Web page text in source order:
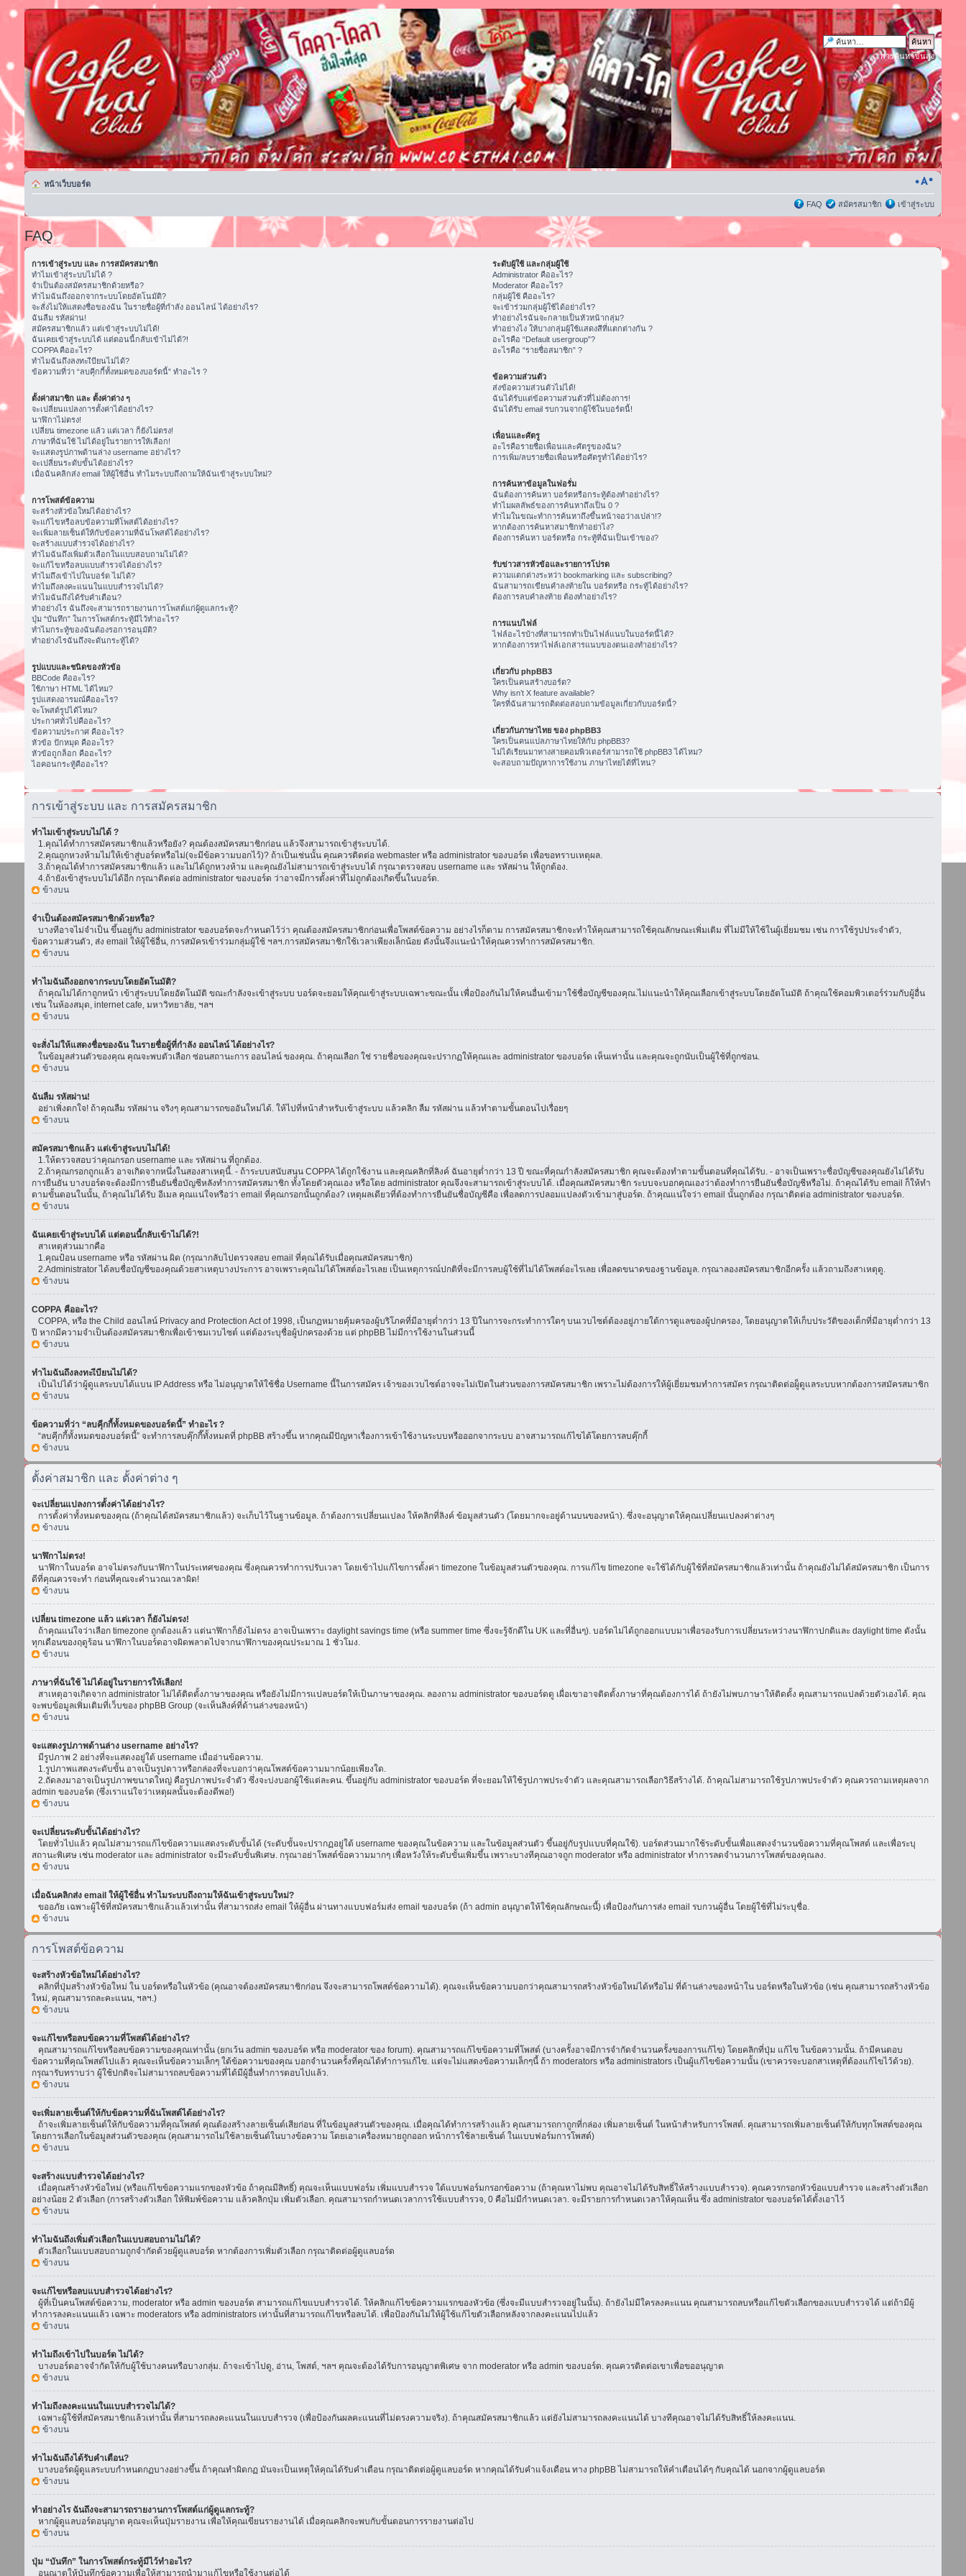
การค้นหาขั้นสูง
หน้าเว็บบอร์ด
FAQ สมัครสมาชิก เข้าสู่ระบบ
FAQ
การเข้าสู่ระบบ และ การสมัครสมาชิก
ทำไมเข้าสู่ระบบไม่ได้ ?
จำเป็นต้องสมัครสมาชิกด้วยหรือ?
ทำไมฉันถึงออกจากระบบโดยอัตโนมัติ?
จะสั่งไม่ให้แสดงชื่อของฉัน ในรายชื่อผู้ที่กำลัง ออนไลน์ ได้อย่างไร?
ฉันลืม รหัสผ่าน!
สมัครสมาชิกแล้ว แต่เข้าสู่ระบบไม่ได้!
ฉันเคยเข้าสู่ระบบได้ แต่ตอนนี้กลับเข้าไม่ได้?!
COPPA คืออะไร?
ทำไมฉันถึงลงทะเีบียนไม่ได้?
ข้อความที่ว่า “ลบคุีกกี้ทั้งหมดของบอร์ดนี้” ทำอะไร ?
ตั้งค่าสมาชิก และ ตั้งค่าต่าง ๆ
จะเปลี่ยนแปลงการตั้งค่าได้อย่างไร?
นาฬิกาไม่ตรง!
เปลี่ยน timezone แล้ว แต่เวลา ก็ยังไม่ตรง!
ภาษาที่ฉันใช้ ไม่ได้อยู่ในรายการให้เลือก!
จะแสดงรูปภาพด้านล่าง username อย่างไร?
จะเปลี่ยนระดับขั้นได้อย่างไร?
เมื่อฉันคลิกส่ง email ให้ผู้ใช้อื่น ทำไมระบบถึงถามให้ฉันเข้าสู่ระบบใหม่?
การโพสต์ข้อความ
จะสร้างหัวข้อใหม่ได้อย่างไร?
จะแก้ไขหรือลบข้อความที่โพสต์ได้อย่างไร?
จะเพิ่มลายเซ็นต์ให้กับข้อความที่ฉันโพสต์ได้อย่างไร?
จะสร้างแบบสำรวจได้อย่างไร?
ทำไมฉันถึงเพิ่มตัวเลือกในแบบสอบถามไม่ได้?
จะแก้ไขหรือลบแบบสำรวจได้อย่างไร?
ทำไมถึงเข้าไปในบอร์ด ไม่ได้?
ทำไมถึงลงคะแนนในแบบสำรวจไม่ได้?
ทำไมฉันถึงได้รับคำเตือน?
ทำอย่างไร ฉันถึงจะสามารถรายงานการโพสต์แก่ผู้ดูแลกระทู้?
ปุ่ม “บันทึก” ในการโพสต์กระทู้มีไว้ทำอะไร?
ทำไมกระทู้ของฉันต้องรอการอนุมัติ?
ทำอย่างไรฉันถึงจะดันกระทู้ได้?
รูปแบบและชนิดของหัวข้อ
BBCode คืออะไร?
ใช้ภาษา HTML ได้ไหม?
รูปแสดงอารมณ์คืออะไร?
จะโพสต์รูปได้ไหม?
ประกาศทั่วไปคืออะไร?
ข้อความประกาศ คืออะไร?
หัวข้อ ปักหมุด คืออะไร?
หัวข้อถูกล็อก คืออะไร?
ไอคอนกระทู้คืออะไร?
ระดับผู้ใช้ และกลุ่มผู้ใช้
Administrator คืออะไร?
Moderator คืออะไร?
กลุ่มผู้ใช้ คืออะไร?
จะเข้าร่วมกลุ่มผู้ใช้ได้อย่างไร?
ทำอย่างไรฉันจะกลายเป็นหัวหน้ากลุ่ม?
ทำอย่างไง ให้บางกลุ่มผู้ใช้แสดงสีที่แตกต่างกัน ?
อะไรคือ “Default usergroup”?
อะไรคือ “รายชื่อสมาชิก” ?
ข้อความส่วนตัว
ส่งข้อความส่วนตัวไม่ได้!
ฉันได้รับแต่ข้อความส่วนตัวที่ไม่ต้องการ!
ฉันได้รับ email รบกวนจากผู้ใช้ในบอร์ดนี้!
เพื่อนและศัตรู
อะไรคือรายชื่อเพื่อนและศัตรูของฉัน?
การเพิ่ม/ลบรายชื่อเพื่อนหรือศัตรูทำได้อย่าไร?
การค้นหาข้อมูลในฟอรั่ม
ฉันต้องการค้นหา บอร์ดหรือกระทู้ต้องทำอย่างไร?
ทำไมผลลัพธ์ของการค้นหาถึงเป็น 0 ?
ทำไมในขณะทำการค้นหาถึงขึ้นหน้าจอว่างเปล่า!?
หากต้องการค้นหาสมาชิกทำอย่าไง?
ต้องการค้นหา บอร์ดหรือ กระทู้ที่ฉันเป็นเข้าของ?
รับข่าวสารหัวข้อและรายการโปรด
ความแตกต่างระหว่า bookmarking และ subscribing?
ฉันสามารถเขียนคำลงท้ายใน บอร์ดหรือ กระทู้ได้อย่างไร?
ต้องการลบคำลงท้าย ต้องทำอย่างไร?
การแนบไฟล์
ไฟล์อะไรบ้างที่สามารถทำเป็นไฟล์แนบในบอร์ดนี้ได้?
หากต้องการหาไฟล์เอกสารแนบของตนเองทำอย่างไร?
เกี่ยวกับ phpBB3
ใครเป็นคนสร้างบอร์ด?
Why isn’t X feature available?
ใครที่ฉันสามารถติดต่อสอบถามข้อมูลเกี่ยวกับบอร์ดนี้?
เกี่ยวกับภาษาไทย ของ phpBB3
ใครเป็นคนแปลภาษาไทยให้กับ phpBB3?
ไม่ได้เรียนมาทางสายคอมพิวเตอร์สามารถใช้ phpBB3 ได้ไหม?
จะสอบถามปัญหาการใช้งาน ภาษาไทยได้ที่ไหน?
การเข้าสู่ระบบ และ การสมัครสมาชิก
ทำไมเข้าสู่ระบบไม่ได้ ?
1.คุณได้ทำการสมัครสมาชิกแล้วหรือยัง? คุณต้องสมัครสมาชิกก่อน แล้วจึงสามารถเข้าสู่ระบบได้.
2.คุณถูกหวงห้ามไม่ให้เข้าสู่บอร์ดหรือไม่(จะมีข้อความบอกไว้)? ถ้าเป็นเช่นนั้น คุณควรติดต่อ webmaster หรือ administrator ของบอร์ด เพื่อขอทราบเหตุผล.
3.ถ้าคุณได้ทำการสมัครสมาชิกแล้ว และไม่ได้ถูกหวงห้าม และคุณยังไม่สามารถเข้าสู่ระบบได้ กรุณาตรวจสอบ username และ รหัสผ่าน ให้ถูกต้อง.
4.ถ้ายังเข้าสู่ระบบไม่ได้อีก กรุณาติดต่อ administrator ของบอร์ด ว่าอาจมีการตั้งค่าที่ไม่ถูกต้องเกิดขึ้นในบอร์ด.
ข้างบน
จำเป็นต้องสมัครสมาชิกด้วยหรือ?
บางทีอาจไม่จำเป็น ขึ้นอยู่กับ administrator ของบอร์ดจะกำหนดไว้ว่า คุณต้องสมัครสมาชิกก่อนเพื่อโพสต์ข้อความ อย่างไรก็ตาม การสมัครสมาชิกจะทำให้คุณสามารถใช้คุณลักษณะเพิ่มเติม ที่ไม่มีให้ใช้ในผู้เยี่ยมชม เช่น การใช้รูปประจำตัว,
ข้อความส่วนตัว, ส่ง email ให้ผู้ใช้อื่น, การสมัครเข้าร่วมกลุ่มผู้ใช้ ฯลฯ.การสมัครสมาชิกใช้เวลาเพียงเล็กน้อย ดังนั้นจึงแนะนำให้คุณควรทำการสมัครสมาชิก.
ข้างบน
ทำไมฉันถึงออกจากระบบโดยอัตโนมัติ?
ถ้าคุณไม่ได้กาถูกหน้า เข้าสู่ระบบโดยอัตโนมัติ ขณะกำลังจะเข้าสู่ระบบ บอร์ดจะยอมให้คุณเข้าสู่ระบบเฉพาะขณะนั้น เพื่อป้องกันไม่ให้คนอื่นเข้ามาใช้ชื่อบัญชีของคุณ.ไม่แนะนำให้คุณเลือกเข้าสู่ระบบโดยอัตโนมัติ ถ้าคุณใช้คอมพิวเตอร์ร่วมกับผู้อื่น
เช่น ในห้องสมุด, internet cafe, มหาวิทยาลัย, ฯลฯ
ข้างบน
จะสั่งไม่ให้แสดงชื่อของฉัน ในรายชื่อผู้ที่กำลัง ออนไลน์ ได้อย่างไร?
ในข้อมูลส่วนตัวของคุณ คุณจะพบตัวเลือก ซ่อนสถานะการ ออนไลน์ ของคุณ. ถ้าคุณเลือก ใช่ รายชื่อของคุณจะปรากฏให้คุณและ administrator ของบอร์ด เห็นเท่านั้น และคุณจะถูกนับเป็นผู้ใช้ที่ถูกซ่อน.
ข้างบน
ฉันลืม รหัสผ่าน!
อย่าเพิ่งตกใจ! ถ้าคุณลืม รหัสผ่าน จริงๆ คุณสามารถขออันใหม่ได้. ให้ไปที่หน้าสำหรับเข้าสู่ระบบ แล้วคลิก ลืม รหัสผ่าน แล้วทำตามขั้นตอนไปเรื่อยๆ
ข้างบน
สมัครสมาชิกแล้ว แต่เข้าสู่ระบบไม่ได้!
1.ให้ตรวจสอบว่าคุณกรอก username และ รหัสผ่าน ที่ถูกต้อง.
2.ถ้าคุณกรอกถูกแล้ว อาจเกิดจากหนึ่งในสองสาเหตุนี้. - ถ้าระบบสนับสนุน COPPA ได้ถูกใช้งาน และคุณคลิกที่ลิงค์ ฉันอายุต่ำกว่า 13 ปี ขณะที่คุณกำลังสมัครสมาชิก คุณจะต้องทำตามขั้นตอนที่คุณได้รับ. - อาจเป็นเพราะชื่อบัญชีของคุณยังไม่ได้รับ
การยืนยัน บางบอร์ดจะต้องมีการยืนยันชื่อบัญชีหลังทำการสมัครสมาชิก ทั้งโดยตัวคุณเอง หรือโดย administrator คุณจึงจะสามารถเข้าสู่ระบบได้. เมื่อคุณสมัครสมาชิก ระบบจะบอกคุณเองว่าต้องทำการยืนยันชื่อบัญชีหรือไม่. ถ้าคุณได้รับ email ก็ให้ทำ
ตามขั้นตอนในนั้น, ถ้าคุณไม่ได้รับ อีเมล คุณแน่ใจหรือว่า email ที่คุณกรอกนั้นถูกต้อง? เหตุผลเดียวที่ต้องทำการยืนยันชื่อบัญชีคือ เพื่อลดการปลอมแปลงตัวเข้ามาสู่บอร์ด. ถ้าคุณแน่ใจว่า email นั้นถูกต้อง กรุณาติดต่อ administrator ของบอร์ด.
ข้างบน
ฉันเคยเข้าสู่ระบบได้ แต่ตอนนี้กลับเข้าไม่ได้?!
สาเหตุส่วนมากคือ
1.คุณป้อน username หรือ รหัสผ่าน ผิด (กรุณากลับไปตรวจสอบ email ที่คุณได้รับเมื่อคุณสมัครสมาชิก)
2.Administrator ได้ลบชื่อบัญชีของคุณด้วยสาเหตุบางประการ อาจเพราะคุณไม่ได้โพสต์อะไรเลย เป็นเหตุการณ์ปกติที่จะมีการลบผู้ใช้ที่ไม่ได้โพสต์อะไรเลย เพื่อลดขนาดของฐานข้อมูล. กรุณาลองสมัครสมาชิกอีกครั้ง แล้วถามถึงสาเหตุดู.
ข้างบน
COPPA คืออะไร?
COPPA, หรือ the Child ออนไลน์ Privacy and Protection Act of 1998, เป็นกฏหมายคุ้มครองผู้บริโภคที่มีอายุต่ำกว่า 13 ปีในการจะกระทำการใดๆ บนเวบไซต์ต้องอยู่ภายใต้การดูแลของผู้ปกครอง, โดยอนุญาตให้เก็บประวัติของเด็กที่มีอายุต่ำกว่า 13
ปี หากมีความจำเป็นต้องสมัครสมาชิกเพื่อเข้าชมเวบไซต์ แต่ต้องระบุชื่อผู้ปกครองด้วย แต่ phpBB ไม่มีการใช้งานในส่วนนี้
ข้างบน
ทำไมฉันถึงลงทะเีบียนไม่ได้?
เป็นไปได้ว่าผู้ดูแลระบบได้แบน IP Address หรือ ไม่อนุญาตให้ใช้ชื่อ Username นี้ในการสมัคร เจ้าของเวบไซต์อาจจะไม่เปิดในส่วนของการสมัครสมาชิก เพราะไม่ต้องการให้ผู้เยี่ยมชมทำการสมัคร กรุณาติดต่อผู็ดูแลระบบหากต้องการสมัครสมาชิก
ข้างบน
ข้อความที่ว่า “ลบคุีกกี้ทั้งหมดของบอร์ดนี้” ทำอะไร ?
“ลบคุีกกี้ทั้งหมดของบอร์ดนี้” จะทำการลบคุ๊กกี๊ทั้งหมดที่ phpBB สร้างขึ้น หากคุณมีปัญหาเรื่องการเข้าใช้งานระบบหรือออกจากระบบ อาจสามารถแก้ไขได้โดยการลบคุ๊กกี้
ข้างบน
ตั้งค่าสมาชิก และ ตั้งค่าต่าง ๆ
จะเปลี่ยนแปลงการตั้งค่าได้อย่างไร?
การตั้งค่าทั้งหมดของคุณ (ถ้าคุณได้สมัครสมาชิกแล้ว) จะเก็บไว้ในฐานข้อมูล. ถ้าต้องการเปลี่ยนแปลง ให้คลิกที่ลิงค์ ข้อมูลส่วนตัว (โดยมากจะอยู่ด้านบนของหน้า). ซึ่งจะอนุญาตให้คุณเปลี่ยนแปลงค่าต่างๆ
ข้างบน
นาฬิกาไม่ตรง!
นาฬิกาในบอร์ด อาจไม่ตรงกับนาฬิกาในประเทศของคุณ ซึ่งคุณควรทำการปรับเวลา โดยเข้าไปแก้ไขการตั้งค่า timezone ในข้อมูลส่วนตัวของคุณ. การแก้ไข timezone จะใช้ได้กับผู้ใช้ที่สมัครสมาชิกแล้วเท่านั้น ถ้าคุณยังไม่ได้สมัครสมาชิก เป็นการ
ดีที่คุณควรจะทำ ก่อนที่คุณจะคำนวณเวลาผิด!
ข้างบน
เปลี่ยน timezone แล้ว แต่เวลา ก็ยังไม่ตรง!
ถ้าคุณแน่ใจว่าเลือก timezone ถูกต้องแล้ว แต่นาฬิกาก็ยังไม่ตรง อาจเป็นเพราะ daylight savings time (หรือ summer time ซึ่งจะรู้จักดีใน UK และที่อื่นๆ). บอร์ดไม่ได้ถูกออกแบบมาเพื่อรองรับการเปลี่ยนระหว่างนาฬิกาปกติและ daylight time ดังนั้น
ทุกเดือนของฤดูร้อน นาฬิกาในบอร์ดอาจผิดพลาดไปจากนาฬิกาของคุณประมาณ 1 ชั่วโมง.
ข้างบน
ภาษาที่ฉันใช้ ไม่ได้อยู่ในรายการให้เลือก!
สาเหตุอาจเกิดจาก administrator ไม่ได้ติดตั้งภาษาของคุณ หรือยังไม่มีการแปลบอร์ดให้เป็นภาษาของคุณ. ลองถาม administrator ของบอร์ดดู เผื่อเขาอาจติดตั้งภาษาที่คุณต้องการได้ ถ้ายังไม่พบภาษาให้ติดตั้ง คุณสามารถแปลด้วยตัวเองได้. คุณ
จะพบข้อมูลเพิ่มเติมที่เว็บของ phpBB Group (จะเห็นลิงค์ที่ด้านล่างของหน้า)
ข้างบน
จะแสดงรูปภาพด้านล่าง username อย่างไร?
มีรูปภาพ 2 อย่างที่จะแสดงอยู่ใต้ username เมื่ออ่านข้อความ.
1.รูปภาพแสดงระดับขั้น อาจเป็นรูปดาวหรือกล่องที่จะบอกว่าคุณโพสต์ข้อความมากน้อยเพียงใด.
2.ถัดลงมาอาจเป็นรูปภาพขนาดใหญ่ คือรูปภาพประจำตัว ซึ่งจะบ่งบอกผู้ใช้แต่ละคน. ขึ้นอยู่กับ administrator ของบอร์ด ที่จะยอมให้ใช้รูปภาพประจำตัว และคุณสามารถเลือกวิธีสร้างได้. ถ้าคุณไม่สามารถใช้รูปภาพประจำตัว คุณควรถามเหตุผลจาก
admin ของบอร์ด (ซึ่งเราแน่ใจว่าเหตุผลนั้นจะต้องดีพอ!)
ข้างบน
จะเปลี่ยนระดับขั้นได้อย่างไร?
โดยทั่วไปแล้ว คุณไม่สามารถแก้ไขข้อความแสดงระดับขั้นได้ (ระดับขั้นจะปรากฏอยู่ใต้ username ของคุณในข้อความ และในข้อมูลส่วนตัว ขึ้นอยู่กับรูปแบบที่คุณใช้). บอร์ดส่วนมากใช้ระดับขั้นเพื่อแสดงจำนวนข้อความที่คุณโพสต์ และเพื่อระบุ
สถานะพิเศษ เช่น moderator และ administrator จะมีระดับขั้นพิเศษ. กรุณาอย่าโพสต์ข้อความมากๆ เพื่อหวังให้ระดับขั้นเพิ่มขึ้น เพราะบางทีคุณอาจถูก moderator หรือ administrator ทำการลดจำนวนการโพสต์ของคุณลง.
ข้างบน
เมื่อฉันคลิกส่ง email ให้ผู้ใช้อื่น ทำไมระบบถึงถามให้ฉันเข้าสู่ระบบใหม่?
ขออภัย เฉพาะผู้ใช้ที่สมัครสมาชิกแล้วแล้วเท่านั้น ที่สามารถส่ง email ให้ผู้อื่น ผ่านทางแบบฟอร์มส่ง email ของบอร์ด (ถ้า admin อนุญาตให้ใช้คุณลักษณะนี้) เพื่อป้องกันการส่ง email รบกวนผู้อื่น โดยผู้ใช้ที่ไม่ระบุชื่อ.
ข้างบน
การโพสต์ข้อความ
จะสร้างหัวข้อใหม่ได้อย่างไร?
คลิกที่ปุ่มสร้างหัวข้อใหม่ ใน บอร์ดหรือในหัวข้อ (คุณอาจต้องสมัครสมาชิกก่อน จึงจะสามารถโพสต์ข้อความได้). คุณจะเห็นข้อความบอกว่าคุณสามารถสร้างหัวข้อใหม่ได้หรือไม่ ที่ด้านล่างของหน้าใน บอร์ดหรือในหัวข้อ (เช่น คุณสามารถสร้างหัวข้อ
ใหม่, คุณสามารถละคะแนน, ฯลฯ.)
ข้างบน
จะแก้ไขหรือลบข้อความที่โพสต์ได้อย่างไร?
คุณสามารถแก้ไขหรือลบข้อความของคุณเท่านั้น (ยกเว้น admin ของบอร์ด หรือ moderator ของ forum). คุณสามารถแก้ไขข้อความที่โพสต์ (บางครั้งอาจมีการจำกัดจำนวนครั้งของการแก้ไข) โดยคลิกที่ปุ่ม แก้ไข ในข้อความนั้น. ถ้ามีคนตอบ
ข้อความที่คุณโพสต์ไปแล้ว คุณจะเห็นข้อความเล็กๆ ใต้ข้อความของคุณ บอกจำนวนครั้งที่คุณได้ทำการแก้ไข. แต่จะไม่แสดงข้อความเล็กๆนี้ ถ้า moderators หรือ administrators เป็นผู้แก้ไขข้อความนั้น (เขาควรจะบอกสาเหตุที่ต้องแก้ไขไว้ด้วย).
กรุณารับทราบว่า ผู้ใช้ปกติจะไม่สามารถลบข้อความที่ได้มีผู้อื่นทำการตอบไปแล้ว.
ข้างบน
จะเพิ่มลายเซ็นต์ให้กับข้อความที่ฉันโพสต์ได้อย่างไร?
ถ้าจะเพิ่มลายเซ็นต์ให้กับข้อความที่คุณโพสต์ คุณต้องสร้างลายเซ็นต์เสียก่อน ที่ในข้อมูลส่วนตัวของคุณ. เมื่อคุณได้ทำการสร้างแล้ว คุณสามารถกาถูกที่กล่อง เพิ่มลายเซ็นต์ ในหน้าสำหรับการโพสต์. คุณสามารถเพิ่มลายเซ็นต์ให้กับทุกโพสต์ของคุณ
โดยการเลือกในข้อมูลส่วนตัวของคุณ (คุณสามารถไม่ใช้ลายเซ็นต์ในบางข้อความ โดยเอาเครื่องหมายถูกออก หน้าการใช้ลายเซ็นต์ ในแบบฟอร์มการโพสต์)
ข้างบน
จะสร้างแบบสำรวจได้อย่างไร?
เมื่อคุณสร้างหัวข้อใหม่ (หรือแก้ไขข้อความแรกของหัวข้อ ถ้าคุณมีสิทธิ์) คุณจะเห็นแบบฟอร์ม เพิ่มแบบสำรวจ ใต้แบบฟอร์มกรอกข้อความ (ถ้าคุณหาไม่พบ คุณอาจไม่ได้รับสิทธิ์ให้สร้างแบบสำรวจ). คุณควรกรอกหัวข้อแบบสำรวจ และสร้างตัวเลือก
อย่างน้อย 2 ตัวเลือก (การสร้างตัวเลือก ให้พิมพ์ข้อความ แล้วคลิกปุ่ม เพิ่มตัวเลือก. คุณสามารถกำหนดเวลาการใช้แบบสำรวจ, 0 คือไม่มีกำหนดเวลา. จะมีรายการกำหนดเวลาให้คุณเห็น ซึ่ง administrator ของบอร์ดได้ตั้งเอาไว้
ข้างบน
ทำไมฉันถึงเพิ่มตัวเลือกในแบบสอบถามไม่ได้?
ตัวเลือกในแบบสอบถามถูกจำกัดด้วยผู้ดูแลบอร์ด หากต้องการเพิ่มตัวเลือก กรุณาติดต่อผู้ดูแลบอร์ด
ข้างบน
จะแก้ไขหรือลบแบบสำรวจได้อย่างไร?
ผู้ที่เป็นคนโพสต์ข้อความ, moderator หรือ admin ของบอร์ด สามารถแก้ไขแบบสำรวจได้. ให้คลิกแก้ไขข้อความแรกของหัวข้อ (ซึ่งจะมีแบบสำรวจอยู่ในนั้น). ถ้ายังไม่มีใครลงคะแนน คุณสามารถลบหรือแก้ไขตัวเลือกของแบบสำรวจได้ แต่ถ้ามีผู้
ทำการลงคะแนนแล้ว เฉพาะ moderators หรือ administrators เท่านั้นที่สามารถแก้ไขหรือลบได้. เพื่อป้องกันไม่ให้ผู้ใช้แก้ไขตัวเลือกหลังจากลงคะแนนไปแล้ว
ข้างบน
ทำไมถึงเข้าไปในบอร์ด ไม่ได้?
บางบอร์ดอาจจำกัดให้กับผู้ใช้บางคนหรือบางกลุ่ม. ถ้าจะเข้าไปดู, อ่าน, โพสต์, ฯลฯ คุณจะต้องได้รับการอนุญาตพิเศษ จาก moderator หรือ admin ของบอร์ด. คุณควรติดต่อเขาเพื่อขออนุญาต
ข้างบน
ทำไมถึงลงคะแนนในแบบสำรวจไม่ได้?
เฉพาะผู้ใช้ที่สมัครสมาชิกแล้วเท่านั้น ที่สามารถลงคะแนนในแบบสำรวจ (เพื่อป้องกันผลคะแนนที่ไม่ตรงความจริง). ถ้าคุณสมัครสมาชิกแล้ว แต่ยังไม่สามารถลงคะแนนได้ บางทีคุณอาจไม่ได้รับสิทธิ์ให้ลงคะแนน.
ข้างบน
ทำไมฉันถึงได้รับคำเตือน?
บางบอร์ดผู้ดูแลระบบกำหนดกฏบางอย่างขึ้น ถ้าคุณทำผิดกฏ มันจะเป็นเหตุให้คุณได้รับคำเตือน กรุณาติดต่อผู้ดูแลบอร์ด หากคุณได้รับคำแจ้งเตือน ทาง phpBB ไม่สามารถให้คำเตือนได้ๆ กับคุณได้ นอกจากผู้ดูแลบอร์ด
ข้างบน
ทำอย่างไร ฉันถึงจะสามารถรายงานการโพสต์แก่ผู้ดูแลกระทู้?
หากผู้ดูแลบอร์ดอนุญาต คุณจะเห็นปุ่มรายงาน เพื่อให้คุณเขียนรายงานได้ เมื่อคุณคลิกจะพบกับขั้นตอนการรายงานต่อไป
ข้างบน
ปุ่ม “บันทึก” ในการโพสต์กระทู้มีไว้ทำอะไร?
อนุณาตให้บันทึกข้อความเพื่อให้สามารถนำมาแก้ไขหรือใช้งานต่อได้